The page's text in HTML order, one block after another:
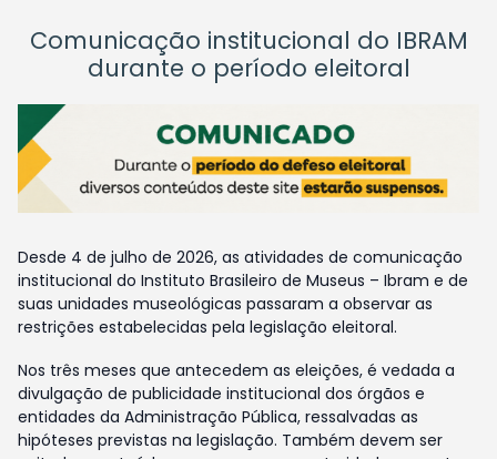
Comunicação institucional do IBRAM
durante o período eleitoral
Desde 4 de julho de 2026, as atividades de comunicação
institucional do Instituto Brasileiro de Museus – Ibram e de
suas unidades museológicas passaram a observar as
restrições estabelecidas pela legislação eleitoral.
Nos três meses que antecedem as eleições, é vedada a
divulgação de publicidade institucional dos órgãos e
entidades da Administração Pública, ressalvadas as
hipóteses previstas na legislação. Também devem ser